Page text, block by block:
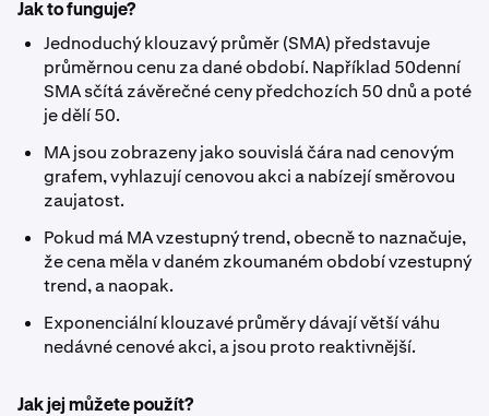
Jak to funguje?
Jednoduchý klouzavý průměr (SMA) představuje
průměrnou cenu za dané období. Například 50denní
SMA sčítá závěrečné ceny předchozích 50 dnů a poté
je dělí 50.
MA jsou zobrazeny jako souvislá čára nad cenovým
grafem, vyhlazují cenovou akci a nabízejí směrovou
zaujatost.
Pokud má MA vzestupný trend, obecně to naznačuje,
že cena měla v daném zkoumaném období vzestupný
trend, a naopak.
Exponenciální klouzavé průměry dávají větší váhu
nedávné cenové akci, a jsou proto reaktivnější.
Jak jej můžete použít?